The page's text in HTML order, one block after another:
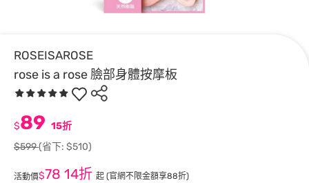
ROSEISAROSE
rose is a rose 臉部身體按摩板
$89 15折
$599(省下: $510)
活動價$78 14折 起 (官網不限金額享88折)